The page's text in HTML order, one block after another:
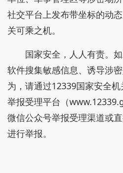
社交平台上发布带坐标的动
关可乘之机。
国家安全，人人有责。
软件搜集敏感信息、诱导涉
为，请通过12339国家安全
举报受理平台（
微信公众号举报受理渠道或
进行举报。